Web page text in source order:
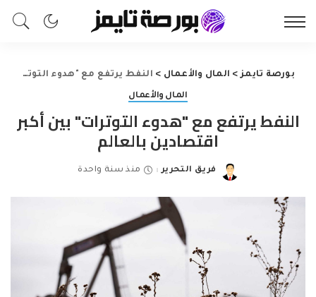
بورصة تايمز> المال والأعمال > النفط يرتفع مع "هدوء التوترات" بين أكبر اقتصادين بالعالم
المال والأعمال
النفط يرتفع مع "هدوء التوترات" بين أكبر
اقتصادين بالعالم
Posted
فريق التحرير منذ سنة واحدة